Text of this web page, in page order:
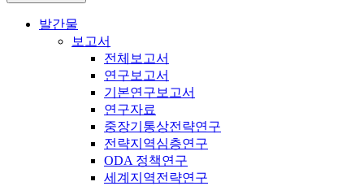
발간물
보고서
전체보고서
연구보고서
기본연구보고서
연구자료
중장기통상전략연구
전략지역심층연구
ODA 정책연구
세계지역전략연구